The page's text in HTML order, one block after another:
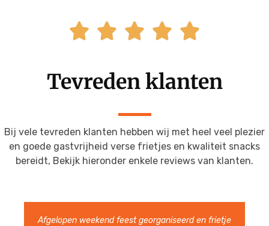
    
Tevreden klanten
Bij vele tevreden klanten hebben wij met heel veel plezier
en goede gastvrijheid verse frietjes en kwaliteit snacks
bereidt, Bekijk hieronder enkele reviews van klanten.
Heerlijke Friet en snacks. Hele vriendelijke en